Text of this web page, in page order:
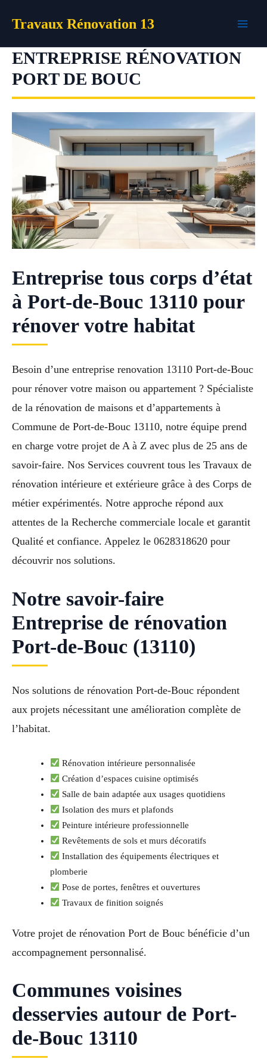
Travaux Rénovation 13
ENTREPRISE RÉNOVATION
PORT DE BOUC
Entreprise tous corps d’état
à Port-de-Bouc 13110 pour
rénover votre habitat
Besoin d’une entreprise renovation 13110 Port-de-Bouc
pour rénover votre maison ou appartement ? Spécialiste
de la rénovation de maisons et d’appartements à
Commune de Port-de-Bouc 13110, notre équipe prend
en charge votre projet de A à Z avec plus de 25 ans de
savoir-faire. Nos Services couvrent tous les Travaux de
rénovation intérieure et extérieure grâce à des Corps de
métier expérimentés. Notre approche répond aux
attentes de la Recherche commerciale locale et garantit
Qualité et confiance. Appelez le 0628318620 pour
découvrir nos solutions.
Notre savoir-faire
Entreprise de rénovation
Port-de-Bouc (13110)
Nos solutions de rénovation Port-de-Bouc répondent
aux projets nécessitant une amélioration complète de
l’habitat.
Rénovation intérieure personnalisée
Création d’espaces cuisine optimisés
Salle de bain adaptée aux usages quotidiens
Isolation des murs et plafonds
Peinture intérieure professionnelle
Revêtements de sols et murs décoratifs
Installation des équipements électriques et
plomberie
Pose de portes, fenêtres et ouvertures
Travaux de finition soignés
Votre projet de rénovation Port de Bouc bénéficie d’un
accompagnement personnalisé.
Communes voisines
desservies autour de Port-
de-Bouc 13110